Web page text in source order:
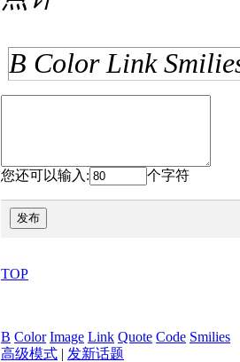
B Color Link
您还可以输入: 个字符
发布
TOP
B Color Image Link Quote Code Smilies
高级模式 | 发新话题